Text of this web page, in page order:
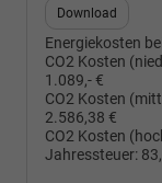
Download
Energiekosten
CO2 Kosten
1.089,- €
CO2 Kosten
2.586,38 €
CO2 Kosten
Jahressteuer: